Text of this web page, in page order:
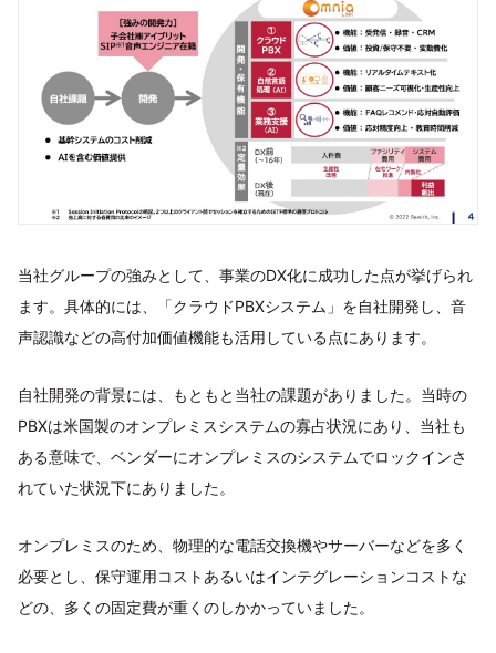
当社グループの強みとして、事業のDX化に成功した点が挙げられ
ます。具体的には、「クラウドPBXシステム」を自社開発し、音
声認識などの高付加価値機能も活用している点にあります。
自社開発の背景には、もともと当社の課題がありました。当時の
PBXは米国製のオンプレミスシステムの寡占状況にあり、当社も
ある意味で、ベンダーにオンプレミスのシステムでロックインさ
れていた状況下にありました。
オンプレミスのため、物理的な電話交換機やサーバーなどを多く
必要とし、保守運用コストあるいはインテグレーションコストな
どの、多くの固定費が重くのしかかっていました。